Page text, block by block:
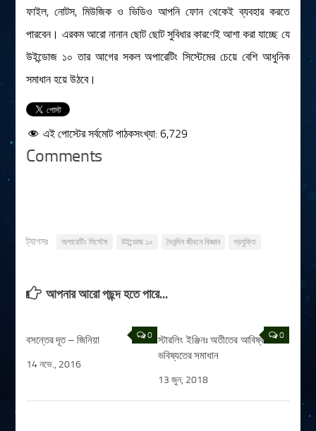
ফাইল, নোটস, মিউজিক ও ভিডিও আপনি ফোন থেকেই ব্যবহার করতে
পারবেন। এরকম আরো নানান ছোট ছোট সুবিধার কারণেই আশা করা যাচ্ছে যে
উইন্ডোজ ১০ তার আগের সকল অপারেটিং সিস্টেমের চেয়ে বেশি আধুনিক
সমাধান হয়ে উঠবে।
এই পোস্টের সর্বমোট পাঠকসংখ্যা:6,729
Comments
ট্যাগসঃ অপারেটিং সিস্টেম উইন্ডোজ ১০ দৈনন্দিন জীবনে বিজ্ঞান প্রযুক্তি
আপনার আরো পছন্দ হতে পারে...
0
বসন্তের দূত – জিনিয়া
14 নভে., 2016
0
স্টারলিং ইঞ্জিনঃ অতীতের আবিষ্কারে
ভবিষ্যতের সমাধান
13 জুন, 2018